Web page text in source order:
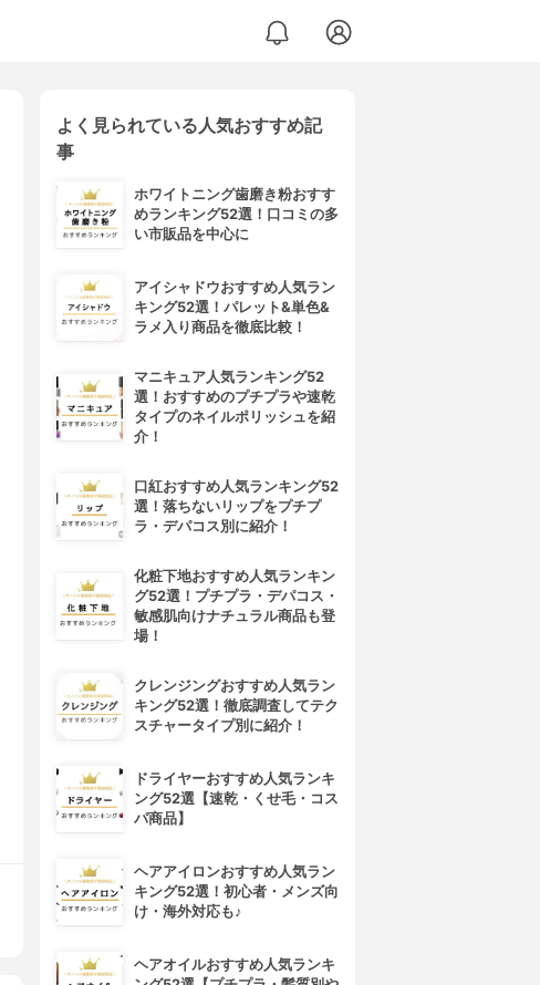
よく見られている人気おすすめ記
事
ホワイトニング歯磨き粉おすす
めランキング52選！口コミの多
い市販品を中心に
アイシャドウおすすめ人気ラン
キング52選！パレット&単色&
ラメ入り商品を徹底比較！
マニキュア人気ランキング52
選！おすすめのプチプラや速乾
タイプのネイルポリッシュを紹
介！
口紅おすすめ人気ランキング52
選！落ちないリップをプチプ
ラ・デパコス別に紹介！
化粧下地おすすめ人気ランキン
グ52選！プチプラ・デパコス・
敏感肌向けナチュラル商品も登
場！
クレンジングおすすめ人気ラン
キング52選！徹底調査してテク
スチャータイプ別に紹介！
ドライヤーおすすめ人気ランキ
ング52選【速乾・くせ毛・コス
パ商品】
ヘアアイロンおすすめ人気ラン
キング52選！初心者・メンズ向
け・海外対応も♪
ヘアオイルおすすめ人気ランキ